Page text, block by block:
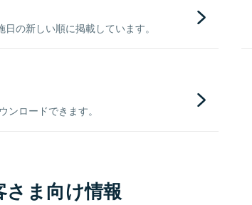
の新しい順に掲載しています。
ロードできます。
さま向け情報